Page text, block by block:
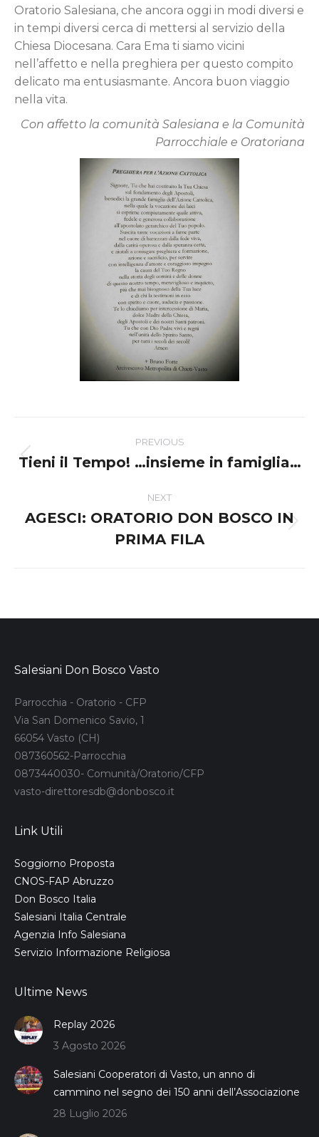
Oratorio Salesiana, che ancora oggi in modi diversi e
in tempi diversi cerca di mettersi al servizio della
Chiesa Diocesana. Cara Ema ti siamo vicini
nell’affetto e nella preghiera per questo compito
delicato ma entusiasmante. Ancora buon viaggio
nella vita.
Con affetto la comunità Salesiana e la Comunità
Parrocchiale e Oratoriana
navigation
PREVIOUS
Previous
Tieni il Tempo! …insieme in famiglia…
NEXT
post:
AGESCI: ORATORIO DON BOSCO IN
PRIMA FILA
Salesiani Don Bosco Vasto
Parrocchia - Oratorio - CFP
Via San Domenico Savio, 1
66054 Vasto (CH)
087360562-Parrocchia
0873440030- Comunità/Oratorio/CFP
vasto-direttoresdb@donbosco.it
Link Utili
Soggiorno Proposta
CNOS-FAP Abruzzo
Don Bosco Italia
Salesiani Italia Centrale
Agenzia Info Salesiana
Servizio Informazione Religiosa
Ultime News
Replay 2026
3 Agosto 2026
Salesiani Cooperatori di Vasto, un anno di
cammino nel segno dei 150 anni dell’Associazione
28 Luglio 2026